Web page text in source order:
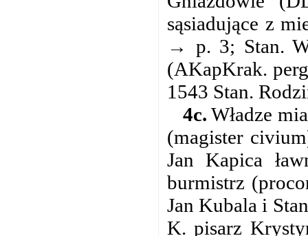
sąsiadujące z
→ p. 3; Stan.
(AKapKrak.
1543 Stan.
4c. Władze
(magister
Jan Kapica
burmistrz
Jan Kubala i
K. pisarz